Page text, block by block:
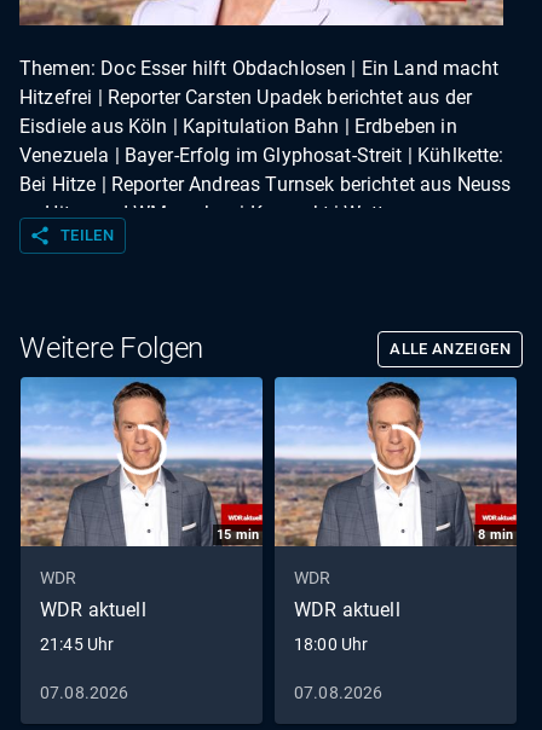
Themen: Doc Esser hilft Obdachlosen | Ein Land macht
Hitzefrei | Reporter Carsten Upadek berichtet aus der
Eisdiele aus Köln | Kapitulation Bahn | Erdbeben in
Venezuela | Bayer-Erfolg im Glyphosat-Streit | Kühlkette:
Bei Hitze | Reporter Andreas Turnsek berichtet aus Neuss
zu Hitze und WM gucken | Kompakt | Wetter
share TEILEN
Weitere Folgen ALLE ANZEIGEN
15min
WDR
WDR aktuell
21:45 Uhr
07.08.2026
8min
WDR
WDR aktuell
18:00 Uhr
07.08.2026